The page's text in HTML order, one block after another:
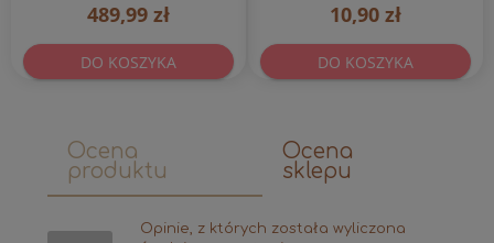
489,99 zł
DO KOSZYKA
10,90 zł
DO KOSZYKA
Ocena
produktu
Ocena
sklepu
Opinie, z których została wyliczona